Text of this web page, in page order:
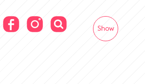
Show